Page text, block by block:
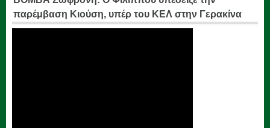
παρέμβαση Κιούση, υπέρ του ΚΕΛ στην Γερακίνα